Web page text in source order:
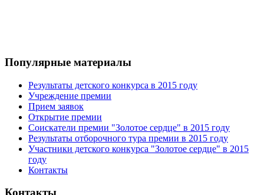
Популярные материалы
Результаты детского конкурса в 2015 году
Учреждение премии
Прием заявок
Открытие премии
Соискатели премии "Золотое сердце" в 2015 году
Результаты отборочного тура премии в 2015 году
Участники детского конкурса "Золотое сердце" в 2015
году
Контакты